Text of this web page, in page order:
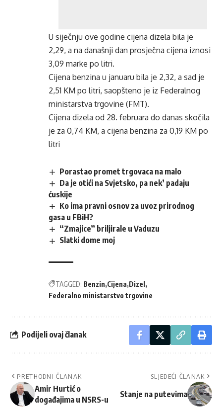
U siječnju ove godine cijena dizela bila je
2,29, a na današnji dan prosječna cijena iznosi
3,09 marke po litri.
Cijena benzina u januaru bila je 2,32, a sad je
2,51 KM po litri, saopšteno je iz Federalnog
ministarstva trgovine (FMT).
Cijena dizela od 28. februara do danas skočila
je za 0,74 KM, a cijena benzina za 0,19 KM po
litri
Porastao promet trgovaca na malo
Da je otići na Svjetsko, pa nek’ padaju
ćuskije
Ko ima pravni osnov za uvoz prirodnog
gasa u FBiH?
“Zmajice” briljirale u Vaduzu
Slatki dome moj
TAGGED: Benzin Cijena Dizel
Federalno ministarstvo trgovine
Podijeli ovaj članak
PRETHODNI ČLANAK
Amir Hurtić o
događajima u NSRS-u
SLJEDEĆI ČLANAK
Stanje na putevima